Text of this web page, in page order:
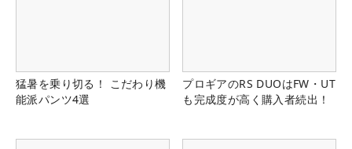
猛暑を乗り切る！ こだわり機
能派パンツ4選
プロギアのRS DUOはFW・UT
も完成度が高く購入者続出！